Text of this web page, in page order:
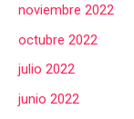
noviembre 2022
octubre 2022
julio 2022
junio 2022